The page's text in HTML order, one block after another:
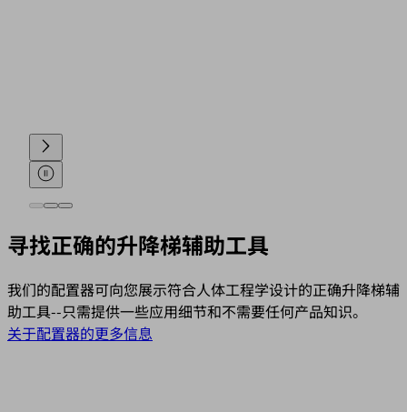
寻找正确的升降梯辅助工具
我们的配置器可向您展示符合人体工程学设计的正确升降梯辅
助工具--只需提供一些应用细节和不需要任何产品知识。
关于配置器的更多信息